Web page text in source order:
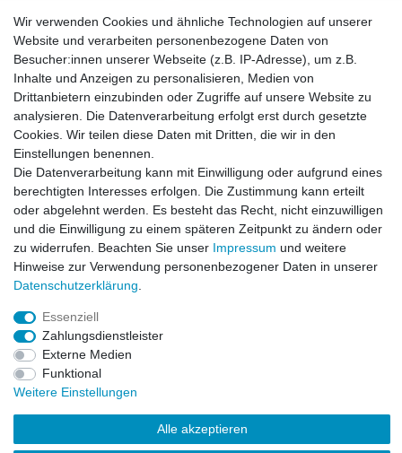
Impressum Daten­schutz­erklärung AGB Kontakt
© Copyright 2026 Lochner UG (haftungsbeschränkt),
Ostring 63, 67105 Schifferstadt, Germany | Alle Rechte
vorbehalten.
Alle Markennamen, Warenzeichen sowie sämtliche
Produktbilder und Beschreibungen sind Eigentum Ihrer
rechtmäßigen Eigentümer und dienen hier nur der
Beschreibung.
Preise nur für registrierte Händler, ansonsten zeigt der
Wir verwenden Cookies und ähnliche Technologien auf unserer
Website und verarbeiten personenbezogene Daten von
Besucher:innen unserer Webseite (z.B. IP-Adresse), um z.B.
Inhalte und Anzeigen zu personalisieren, Medien von
Drittanbietern einzubinden oder Zugriffe auf unsere Website zu
analysieren. Die Datenverarbeitung erfolgt erst durch gesetzte
Cookies. Wir teilen diese Daten mit Dritten, die wir in den
Einstellungen benennen.
Die Datenverarbeitung kann mit Einwilligung oder aufgrund eines
berechtigten Interesses erfolgen. Die Zustimmung kann erteilt
oder abgelehnt werden. Es besteht das Recht, nicht einzuwilligen
und die Einwilligung zu einem späteren Zeitpunkt zu ändern oder
zu widerrufen. Beachten Sie unser Impressum und weitere
Hinweise zur Verwendung personenbezogener Daten in unserer
Daten­schutz­erklärung
Essenziell
Zahlungsdienstleister
Externe Medien
Funktional
Weitere Einstellungen
Alle akzeptieren